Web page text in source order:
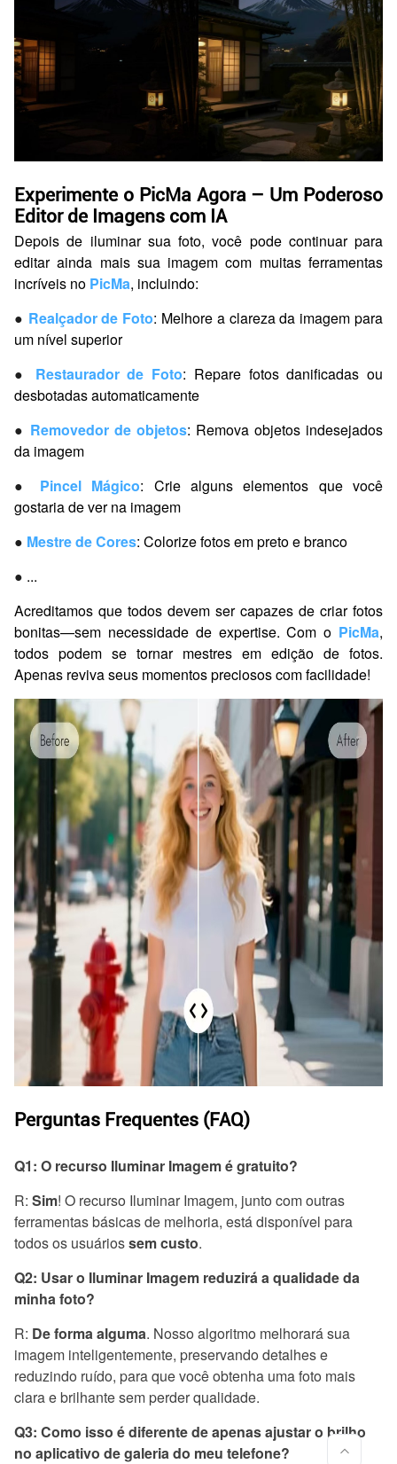
Experimente o PicMa Agora – Um Poderoso
Editor de Imagens com IA
Depois de iluminar sua foto, você pode continuar para
editar ainda mais sua imagem com muitas ferramentas
incríveis no PicMa, incluindo:
● Realçador de Foto: Melhore a clareza da imagem para
um nível superior
● Restaurador de Foto: Repare fotos danificadas ou
desbotadas automaticamente
● Removedor de objetos: Remova objetos indesejados
da imagem
● Pincel Mágico: Crie alguns elementos que você
gostaria de ver na imagem
● Mestre de Cores: Colorize fotos em preto e branco
● ...
Acreditamos que todos devem ser capazes de criar fotos
bonitas—sem necessidade de expertise. Com o PicMa,
todos podem se tornar mestres em edição de fotos.
Apenas reviva seus momentos preciosos com facilidade!
Perguntas Frequentes (FAQ)
Q1: O recurso Iluminar Imagem é gratuito?
R: Sim! O recurso Iluminar Imagem, junto com outras
ferramentas básicas de melhoria, está disponível para
todos os usuáriossem custo.
Q2: Usar o Iluminar Imagem reduzirá a qualidade da
minha foto?
R: De forma alguma. Nosso algoritmo melhorará sua
imagem inteligentemente, preservando detalhes e
reduzindo ruído, para que você obtenha uma foto mais
clara e brilhante sem perder qualidade.
Q3: Como isso é diferente de apenas ajustar o brilho
no aplicativo de galeria do meu telefone?